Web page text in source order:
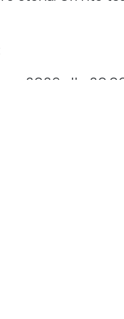
2026 alle